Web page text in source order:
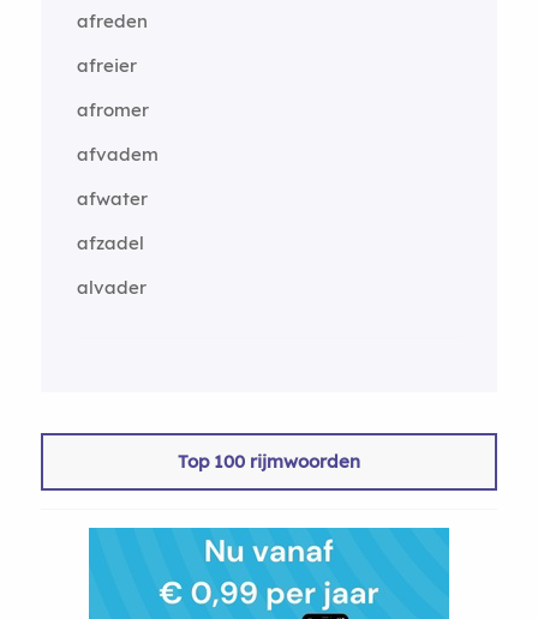
afreden
afreier
afromer
afvadem
afwater
afzadel
alvader
Top 100 rijmwoorden